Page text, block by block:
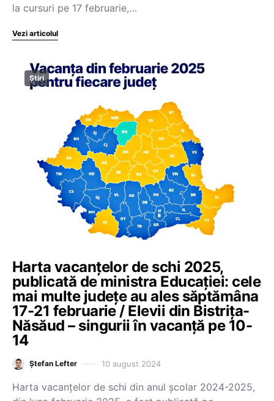
la cursuri pe 17 februarie,…
Vezi articolul
Știri
Harta vacanțelor de schi 2025,
publicată de ministra Educației: cele
mai multe județe au ales săptămâna
17-21 februarie / Elevii din Bistrița-
Năsăud – singurii în vacanță pe 10-
14
Ștefan Lefter 10 august 2024
Harta vacanțelor de schi din anul școlar 2024-2025,